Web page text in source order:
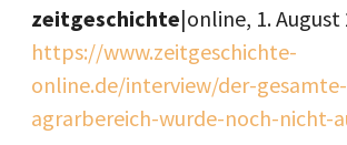
zeitgeschichte|online, 1. August
https://www.zeitgeschichte-
online.de/interview/der-gesamte-
agrarbereich-wurde-noch-nicht-